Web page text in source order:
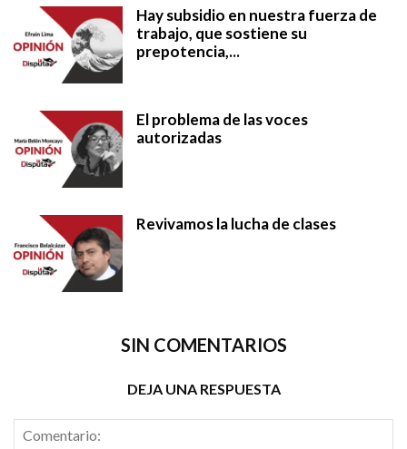
Hay subsidio en nuestra fuerza de
trabajo, que sostiene su
prepotencia,...
El problema de las voces
autorizadas
Revivamos la lucha de clases
SIN COMENTARIOS
DEJA UNA RESPUESTA